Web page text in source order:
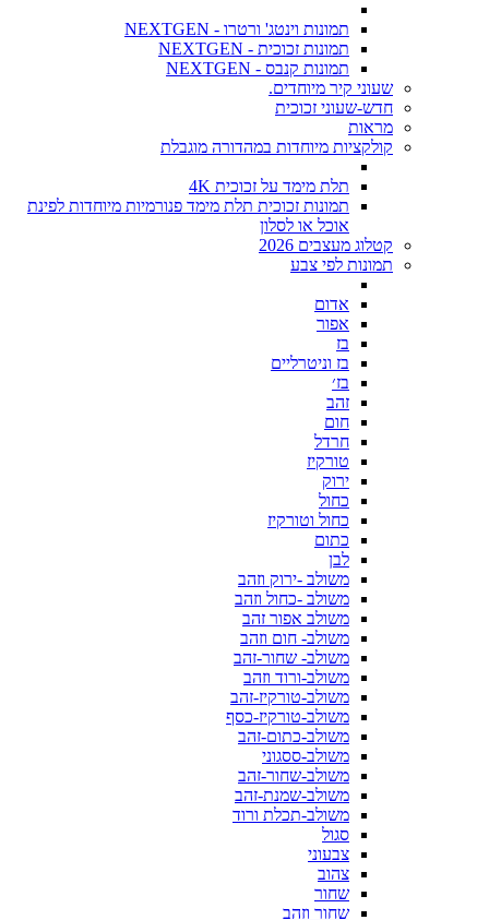
תמונות וינטג' ורטרו - NEXTGEN
תמונות זכוכית - NEXTGEN
תמונות קנבס - NEXTGEN
שעוני קיר מיוחדים.
חדש-שעוני זכוכית
מראות
קולקציות מיוחדות במהדורה מוגבלת
תלת מימד על זכוכית 4K
תמונות זכוכית תלת מימד פנורמיות מיוחדות לפינת
אוכל או לסלון
קטלוג מעצבים 2026
תמונות לפי צבע
אדום
אפור
בז
בז וניטרליים
בז׳
זהב
חום
חרדל
טורקיז
ירוק
כחול
כחול וטורקיז
כתום
לבן
משולב -ירוק וזהב
משולב -כחול וזהב
משולב אפור זהב
משולב- חום וזהב
משולב- שחור-זהב
משולב-ורוד וזהב
משולב-טורקיז-זהב
משולב-טורקיז-כסף
משולב-כתום-זהב
משולב-ססגוני
משולב-שחור-זהב
משולב-שמנת-זהב
משולב-תכלת ורוד
סגול
צבעוני
צהוב
שחור
שחור וזהב